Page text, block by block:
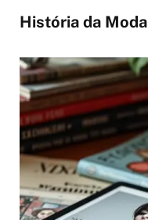
História da Moda